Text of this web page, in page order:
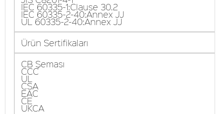
IEC 60335-1:Clause 30.2
IEC 60335-2-40:Annex JJ
UL 60335-2-40:Annex JJ
Ürün Sertifikaları
CB Şeması
CCC
UL
CSA
EAC
CE
UKCA